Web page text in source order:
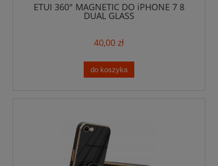
ETUI 360° MAGNETIC DO iPHONE 7 8
DUAL GLASS
40,00 zł
do koszyka